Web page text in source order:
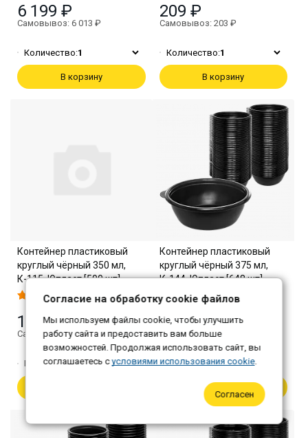
6 199 ₽
Самовывоз: 6 013 ₽
Количество:1
В корзину
209 ₽
Самовывоз: 203 ₽
Количество:1
В корзину
Контейнер пластиковый
круглый чёрный 350 мл,
К-115, Юпласт [500 шт]
1 589 ₽
Самовывоз: 1 541 ₽
Количество:1
Контейнер пластиковый
круглый чёрный 375 мл,
К-144, Юпласт [648 шт]
3 456 ₽
Самовывоз: 3 352 ₽
Количество:1
В корзину
Согласие на обработку cookie файлов
Мы используем файлы cookie, чтобы улучшить
работу сайта и предоставить вам больше
возможностей. Продолжая использовать сайт, вы
соглашаетесь сусловиями использования cookie.
Согласен